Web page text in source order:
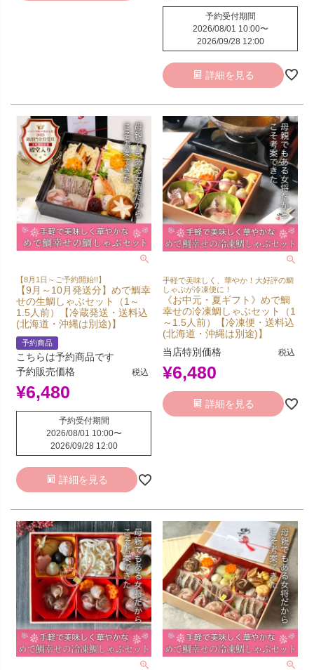
予約受付期間
2026/08/01 10:00〜
2026/09/28 12:00
詳細を見る
【8月1日～ご予約開始!!】
【9月～10月発送分】めで鯛幸
せの生鯛しゃぶセット（1～
1.5人前）【冷蔵発送・送料込
(北海道・沖縄は別途)】
予約商品
こちらは予約商品です
予約販売価格
¥6,480
税込
予約受付期間
2026/08/01 10:00〜
2026/09/28 12:00
詳細を見る
手軽で美味しく、華やか！大好評の鯛
しゃぶが冷凍便に！
《お中元・夏ギフト》めで鯛
幸せの冷凍鯛しゃぶセット（1
～1.5人前）【冷凍便・送料込
(北海道・沖縄は別途)】
当店特別価格
¥6,480
税込
詳細を見る